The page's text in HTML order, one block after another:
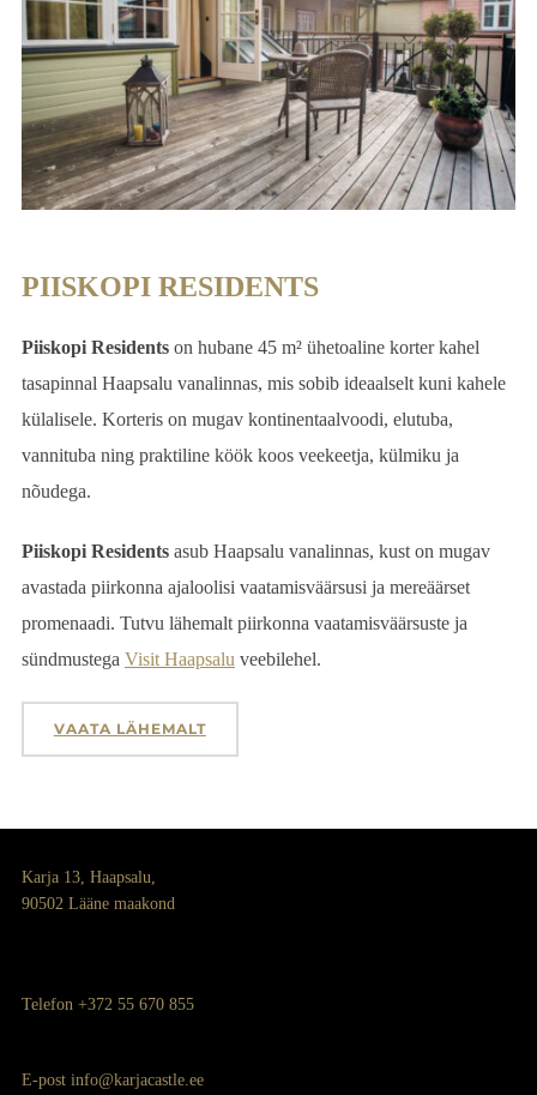
PIISKOPI RESIDENTS
Piiskopi Residentson hubane 45 m² ühetoaline korter kahel
tasapinnal Haapsalu vanalinnas, mis sobib ideaalselt kuni kahele
külalisele. Korteris on mugav kontinentaalvoodi, elutuba,
vannituba ning praktiline köök koos veekeetja, külmiku ja
nõudega.
Piiskopi Residentsasub Haapsalu vanalinnas, kust on mugav
avastada piirkonna ajaloolisi vaatamisväärsusi ja mereäärset
promenaadi. Tutvu lähemalt piirkonna vaatamisväärsuste ja
sündmustega Visit Haapsalu veebilehel.
VAATA LÄHEMALT
Karja 13, Haapsalu,
90502 Lääne maakond
Telefon +372 55 670 855
E-post info@karjacastle.ee